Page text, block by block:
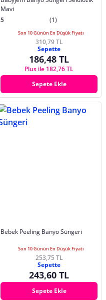
Mavi
5
(1)
Son 10 Günün En Düşük Fiyatı
310,79 TL
Sepette
186,48 TL
Plus ile 182,76 TL
Sepete Ekle
Bebek Peeling Banyo Süngeri
Son 10 Günün En Düşük Fiyatı
253,75 TL
Sepette
243,60 TL
Sepete Ekle